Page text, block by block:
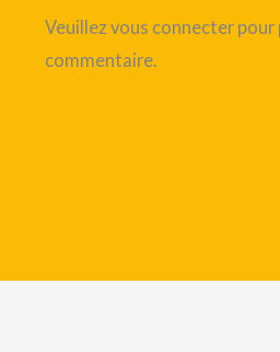
Veuillez vous connecter pour
commentaire.